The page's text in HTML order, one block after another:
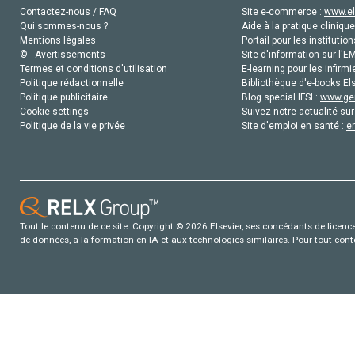
Contactez-nous / FAQ
Qui sommes-nous ?
Mentions légales
© - Avertissements
Termes et conditions d'utilisation
Politique rédactionnelle
Politique publicitaire
Cookie settings
Politique de la vie privée
Site e-commerce :
Aide à la pratique
Portail pour les
Site d'information sur
E-learning pour les
Bibliothèque d'e-books
Blog special IFSI :
Suivez notre actualité
Site d'emploi en santé :
Tout le contenu de ce site: Copyright © 2026 Elsevier, ses concédants de
de données, a la formation en IA et aux technologies similaires. Pour tout